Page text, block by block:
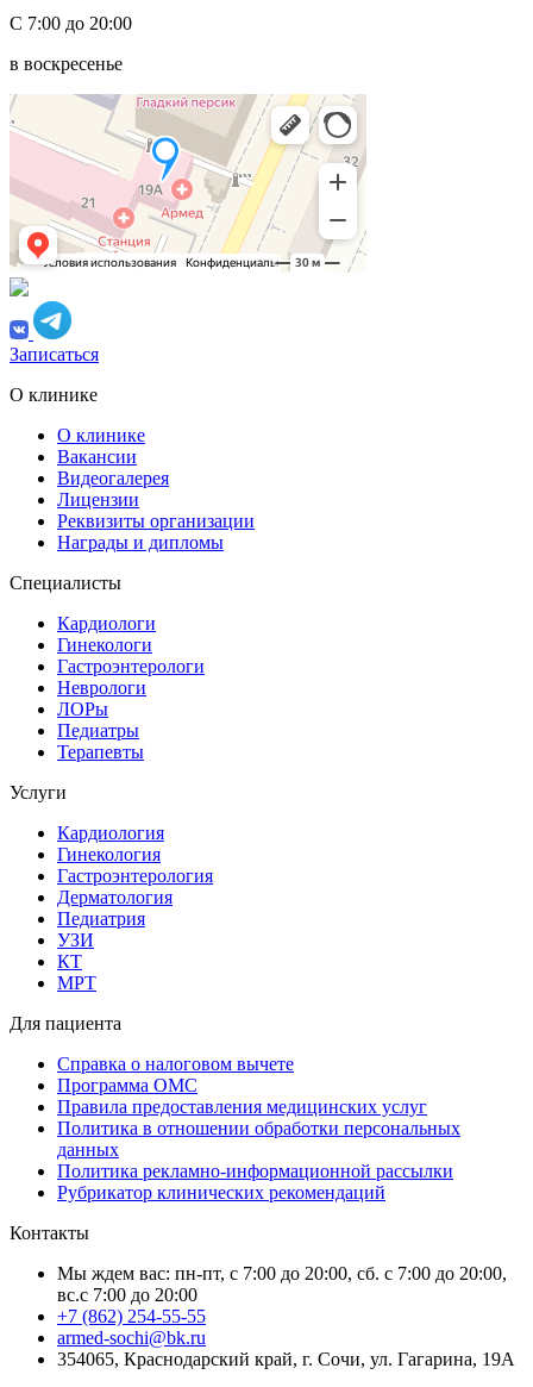
С 7:00 до 20:00
в воскресенье
Записаться
О клинике
О клинике
Вакансии
Видеогалерея
Лицензии
Реквизиты организации
Награды и дипломы
Специалисты
Кардиологи
Гинекологи
Гастроэнтерологи
Неврологи
ЛОРы
Педиатры
Терапевты
Услуги
Кардиология
Гинекология
Гастроэнтерология
Дерматология
Педиатрия
УЗИ
КТ
МРТ
Для пациента
Справка о налоговом вычете
Программа ОМС
Правила предоставления медицинских услуг
Политика в отношении обработки персональных
данных
Политика рекламно-информационной рассылки
Рубрикатор клинических рекомендаций
Контакты
Мы ждем вас: пн-пт, с 7:00 до 20:00, сб. с 7:00 до 20:00,
вс.с 7:00 до 20:00
+7 (862) 254-55-55
armed-sochi@bk.ru
354065, Краснодарский край, г. Сочи, ул. Гагарина, 19А